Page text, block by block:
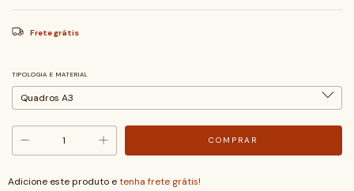
Frete grátis
TIPOLOGIA E MATERIAL
Adicione este produto etenha frete grátis!